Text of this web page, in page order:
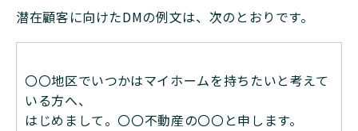
潜在顧客に向けたDMの例文は、次のとおりです。
〇〇地区でいつかはマイホームを持ちたいと考えて
いる方へ、
はじめまして。〇〇不動産の〇〇と申します。